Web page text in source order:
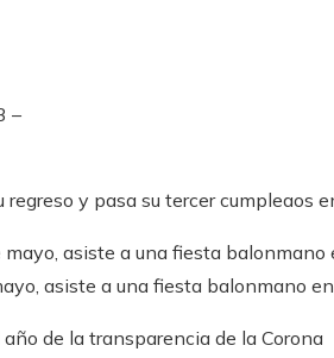
–
y pasa su tercer cumpleaos
asiste a una fiesta balonmano
de la transparencia de la Corona